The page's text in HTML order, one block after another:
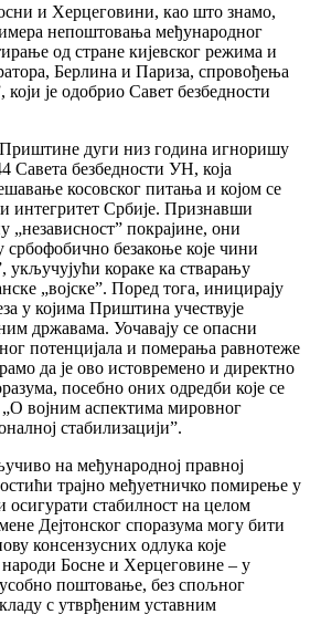
и Херцеговини, као што знамо,
непоштовања међународног
од стране кијевског режима и
Берлина и Париза, спровођења
је одобрио Савет безбедности
дуги низ година игноришу
Савета безбедности УН, која
косовског питања и којом се
интегритет Србије. Признавши
„независност” покрајине, они
србофобично безакоње које чини
кораке ка стварању
„војске”. Поред тога, иницирају
у којима Приштина учествује
државама. Уочавају се опасни
потенцијала и померања равнотеже
да је ово истовремено и директно
посебно оних одредби које се
војним аспектима мировног
стабилизацији”.
на међународној правној
трајно међуетничко помирење у
стабилност на целом
Дејтонског споразума могу бити
консензусних одлука које
Босне и Херцеговине – у
поштовање, без спољног
с утврђеним уставним